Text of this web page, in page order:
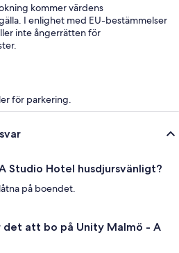
kommer värdens
I enlighet med EU-bestämmelser
inte ångerrätten för
för parkering.
Studio Hotel husdjursvänligt?
på boendet.
det att bo på Unity Malmö - A